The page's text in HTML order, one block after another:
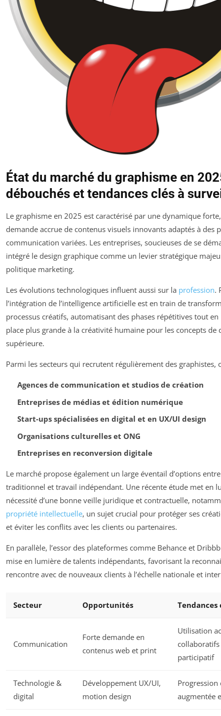
État du marché du graphisme en
débouchés et tendances clés à
Le graphisme en 2025 est caractérisé par une dynamique
demande accrue de contenus visuels innovants adaptés à des
communication variées. Les entreprises, soucieuses de se
intégré le design graphique comme un levier stratégique
politique marketing.
Les évolutions technologiques influent aussi sur la profession.
l’intégration de l’intelligence artificielle est en train de
processus créatifs, automatisant des phases répétitives tout en
place plus grande à la créativité humaine pour les concepts de
supérieure.
Parmi les secteurs qui recrutent régulièrement des graphistes,
Agences de communication et studios de création
Entreprises de médias et édition numérique
Start-ups spécialisées en digital et en UX/UI design
Organisations culturelles et ONG
Entreprises en reconversion digitale
Le marché propose également un large éventail d’options
traditionnel et travail indépendant. Une récente étude met en
nécessité d’une bonne veille juridique et contractuelle,
propriété intellectuelle, un sujet crucial pour protéger ses
et éviter les conflits avec les clients ou partenaires.
En parallèle, l’essor des plateformes comme Behance et
mise en lumière de talents indépendants, favorisant la
rencontre avec de nouveaux clients à l’échelle nationale et
Secteur Opportunités Tendances
Communication
Forte demande en
contenus web et print
Utilisation
collaboratifs
participatif
Technologie &
digital
Développement UX/UI,
motion design
Progression
augmentée